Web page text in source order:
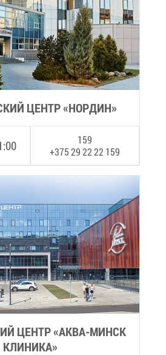
ЦЕНТР «НОР­ДИН»
159
+375 29 22 22 159
ЦЕНТР «АК­ВА-МИНСК
КЛИ­НИ­КА»